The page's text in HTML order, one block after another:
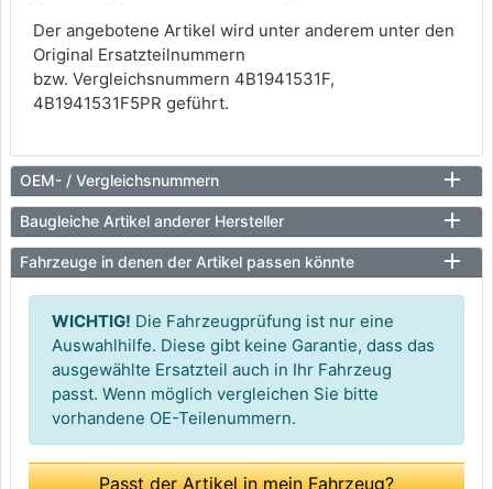
Der angebotene Artikel wird unter anderem unter den
Original Ersatzteilnummern
bzw. Vergleichsnummern 4B1941531F,
4B1941531F5PR geführt.
OEM- / Vergleichsnummern
Baugleiche Artikel anderer Hersteller
Fahrzeuge in denen der Artikel passen könnte
WICHTIG! Die Fahrzeugprüfung ist nur eine
Auswahlhilfe. Diese gibt keine Garantie, dass das
ausgewählte Ersatzteil auch in Ihr Fahrzeug
passt. Wenn möglich vergleichen Sie bitte
vorhandene OE-Teilenummern.
Passt der Artikel in mein Fahrzeug?